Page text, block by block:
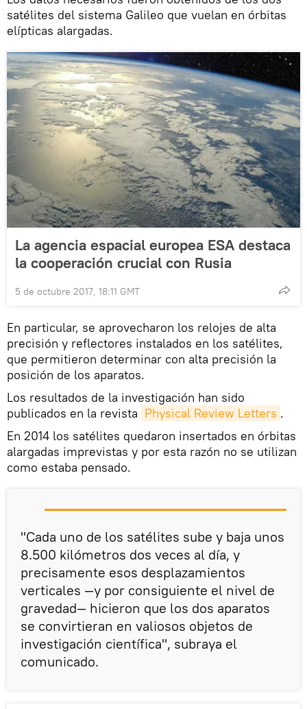
satélites del sistema Galileo que vuelan en órbitas
elípticas alargadas.
La agencia espacial europea ESA destaca
la cooperación crucial con Rusia
5 de octubre 2017, 18:11 GMT
En particular, se aprovecharon los relojes de alta
precisión y reflectores instalados en los satélites,
que permitieron determinar con alta precisión la
posición de los aparatos.
Los resultados de la investigación han sido
publicados en la revista Physical Review Letters .
En 2014 los satélites quedaron insertados en órbitas
alargadas imprevistas y por esta razón no se utilizan
como estaba pensado.
"Cada uno de los satélites sube y baja unos
8.500 kilómetros dos veces al día, y
precisamente esos desplazamientos
verticales —y por consiguiente el nivel de
gravedad— hicieron que los dos aparatos
se convirtieran en valiosos objetos de
investigación científica", subraya el
comunicado.